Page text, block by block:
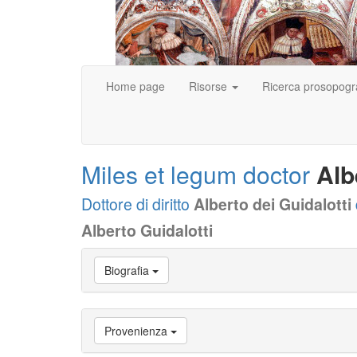
Home page Risorse Ricerca
Miles et legum doctor
Dottore di diritto Alberto dei Guidalotti
Alberto Guidalotti
Vai
Biografia
Provenienza
Vai
Biografia
Provenienza